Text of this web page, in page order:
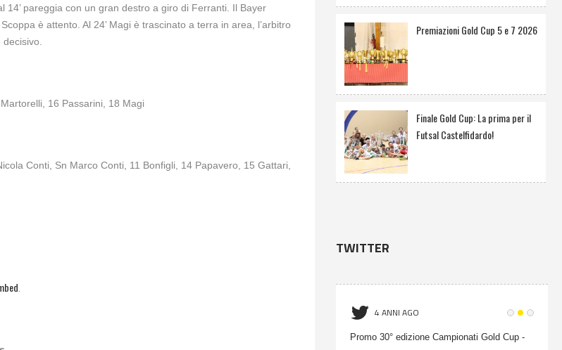
pareggia con un gran destro a giro di Ferranti. Il Bayer
è attento. Al 24’ Magi è trascinato a terra in area, l’arbitro
16 Passarini, 18 Magi
Conti, Sn Marco Conti, 11 Bonfigli, 14 Papavero, 15 Gattari,
.
Premiazioni Gold Cup 5 e 7 2026
Finale Gold Cup: La prima per il
Futsal Castelfidardo!
TWITTER
4 ANNI AGO
Promo 30° edizione Campionati Gold Cup -